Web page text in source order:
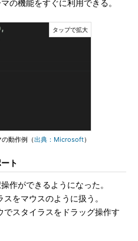
の機能をすぐに利用できる。
動作例（出典：Microsoft）
ト
作ができるようになった。
をマウスのように扱う。
スタイラスをドラッグ操作す